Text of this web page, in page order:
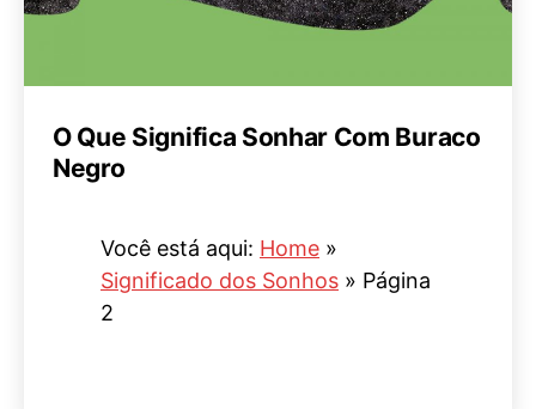
O Que Significa Sonhar Com Buraco
Negro
Você está aqui: Home »
Significado dos Sonhos » Página
2